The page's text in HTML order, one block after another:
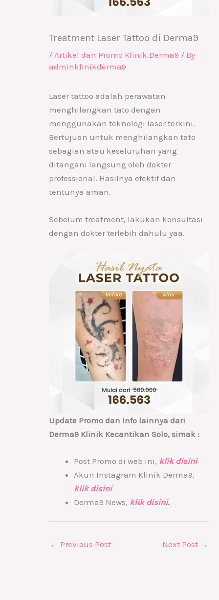
Treatment Laser Tattoo di Derma9
/ Artikel dan Promo Klinik Derma9 / By
adminklinikderma9
Laser tattoo adalah perawatan
menghilangkan tato dengan
menggunakan teknologi laser terkini.
Bertujuan untuk menghilangkan tato
sebagian atau keseluruhan yang
ditangani langsung oleh dokter
professional. Hasilnya efektif dan
tentunya aman.
Sebelum treatment, lakukan konsultasi
dengan dokter terlebih dahulu yaa.
Update Promo dan Info lainnya dari
Derma9 Klinik Kecantikan Solo, simak :
Post Promo di web ini, klik disini
Akun Instagram Klinik Derma9,
klik disini
Derma9 News, klik disini.
← Previous Post Next Post →